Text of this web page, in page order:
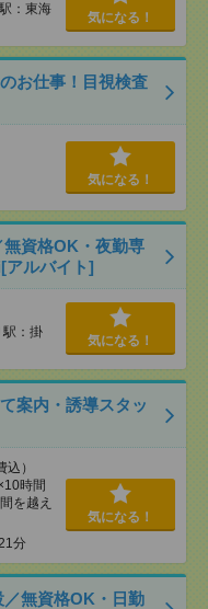
：東海
気になる！
お仕事！目視検査
気になる！
無資格OK・夜勤専
アルバイト]
駅：掛
気になる！
案内・誘導スタッ
）
時間
を越え
分
気になる！
／無資格OK・日勤